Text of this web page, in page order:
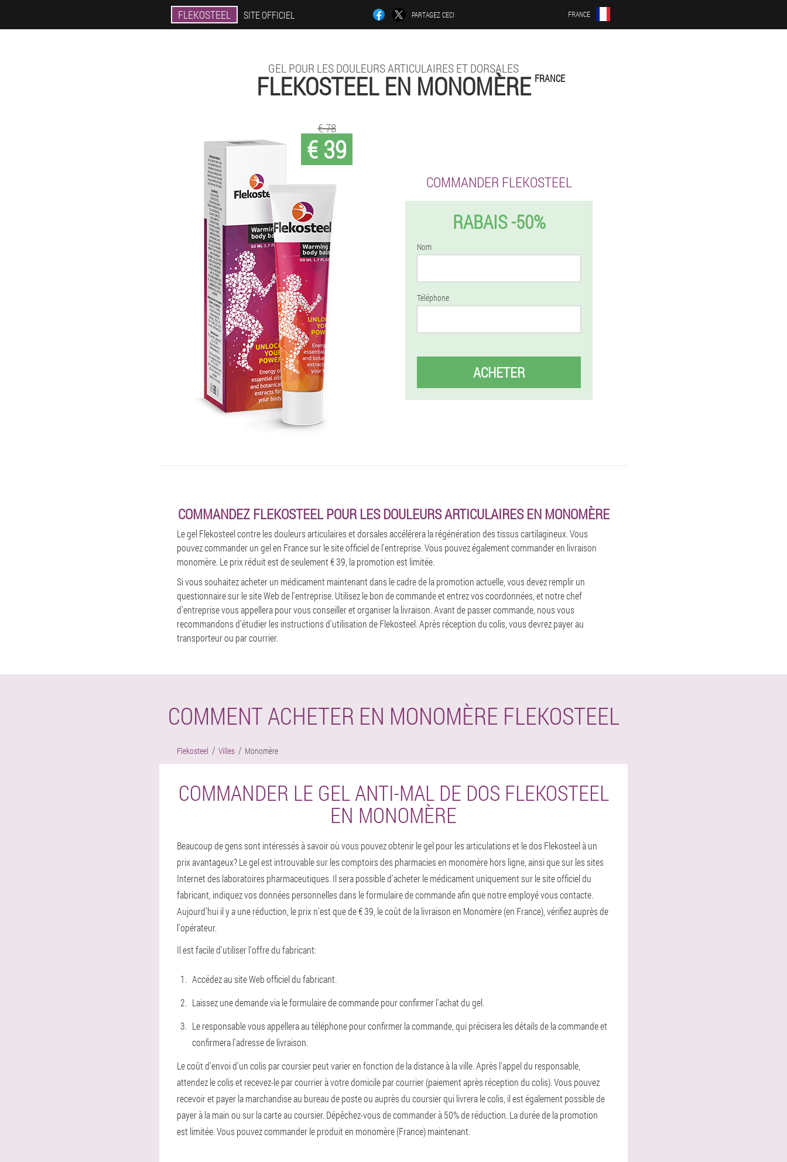
FLEKOSTEEL SITE OFFICIEL PARTAGEZ CECI FRANCE
GEL POUR LES DOULEURS ARTICULAIRES ET DORSALES
FLEKOSTEEL EN MONOMÈRE FRANCE
€ 39
€ 78
COMMANDER FLEKOSTEEL
RABAIS -50%
Nom
Téléphone
ACHETER
COMMANDEZ FLEKOSTEEL POUR LES DOULEURS ARTICULAIRES EN MONOMÈRE
Le gel Flekosteel contre les douleurs articulaires et dorsales accélérera la régénération des tissus cartilagineux. Vous
pouvez commander un gel en France sur le site officiel de l'entreprise. Vous pouvez également commander en livraison
monomère. Le prix réduit est de seulement € 39, la promotion est limitée.
Si vous souhaitez acheter un médicament maintenant dans le cadre de la promotion actuelle, vous devez remplir un
questionnaire sur le site Web de l'entreprise. Utilisez le bon de commande et entrez vos coordonnées, et notre chef
d'entreprise vous appellera pour vous conseiller et organiser la livraison. Avant de passer commande, nous vous
recommandons d'étudier les instructions d'utilisation de Flekosteel. Après réception du colis, vous devrez payer au
transporteur ou par courrier.
COMMENT ACHETER EN MONOMÈRE FLEKOSTEEL
Flekosteel Villes Monomère
COMMANDER LE GEL ANTI-MAL DE DOS FLEKOSTEEL
EN MONOMÈRE
Beaucoup de gens sont intéressés à savoir où vous pouvez obtenir le gel pour les articulations et le dos Flekosteel à un
prix avantageux? Le gel est introuvable sur les comptoirs des pharmacies en monomère hors ligne, ainsi que sur les sites
Internet des laboratoires pharmaceutiques. Il sera possible d'acheter le médicament uniquement sur le site officiel du
fabricant, indiquez vos données personnelles dans le formulaire de commande afin que notre employé vous contacte.
Aujourd'hui il y a une réduction, le prix n'est que de € 39, le coût de la livraison en Monomère (en France), vérifiez auprès de
l'opérateur.
Il est facile d'utiliser l'offre du fabricant:
Accédez au site Web officiel du fabricant.
Laissez une demande via le formulaire de commande pour confirmer l'achat du gel.
Le responsable vous appellera au téléphone pour confirmer la commande, qui précisera les détails de la commande et
confirmera l'adresse de livraison.
Le coût d'envoi d'un colis par coursier peut varier en fonction de la distance à la ville. Après l'appel du responsable,
attendez le colis et recevez-le par courrier à votre domicile par courrier (paiement après réception du colis). Vous pouvez
recevoir et payer la marchandise au bureau de poste ou auprès du coursier qui livrera le colis, il est également possible de
payer à la main ou sur la carte au coursier. Dépêchez-vous de commander à 50% de réduction. La durée de la promotion
est limitée. Vous pouvez commander le produit en monomère (France) maintenant.